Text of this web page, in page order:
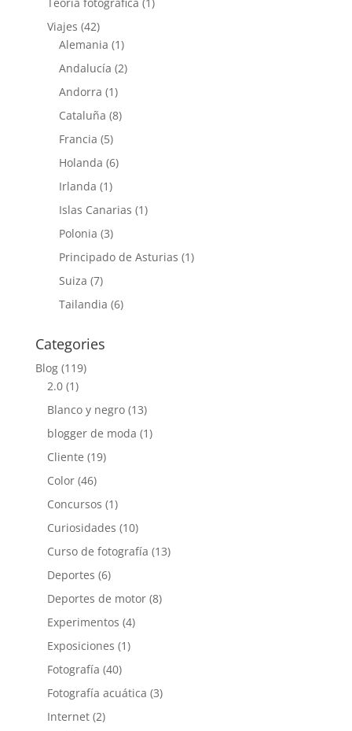
Viajes (42)
Alemania (1)
Andalucía (2)
Andorra (1)
Cataluña (8)
Francia (5)
Holanda (6)
Irlanda (1)
Islas Canarias (1)
Polonia (3)
Principado de Asturias (1)
Suiza (7)
Tailandia (6)
Categories
Blog(119)
2.0(1)
Blanco y negro(13)
blogger de moda (1)
Cliente (19)
Color(46)
Concursos (1)
Curiosidades (10)
Curso de fotografía (13)
Deportes (6)
Deportes de motor(8)
Experimentos (4)
Exposiciones (1)
Fotografía (40)
Fotografía acuática (3)
Internet(2)